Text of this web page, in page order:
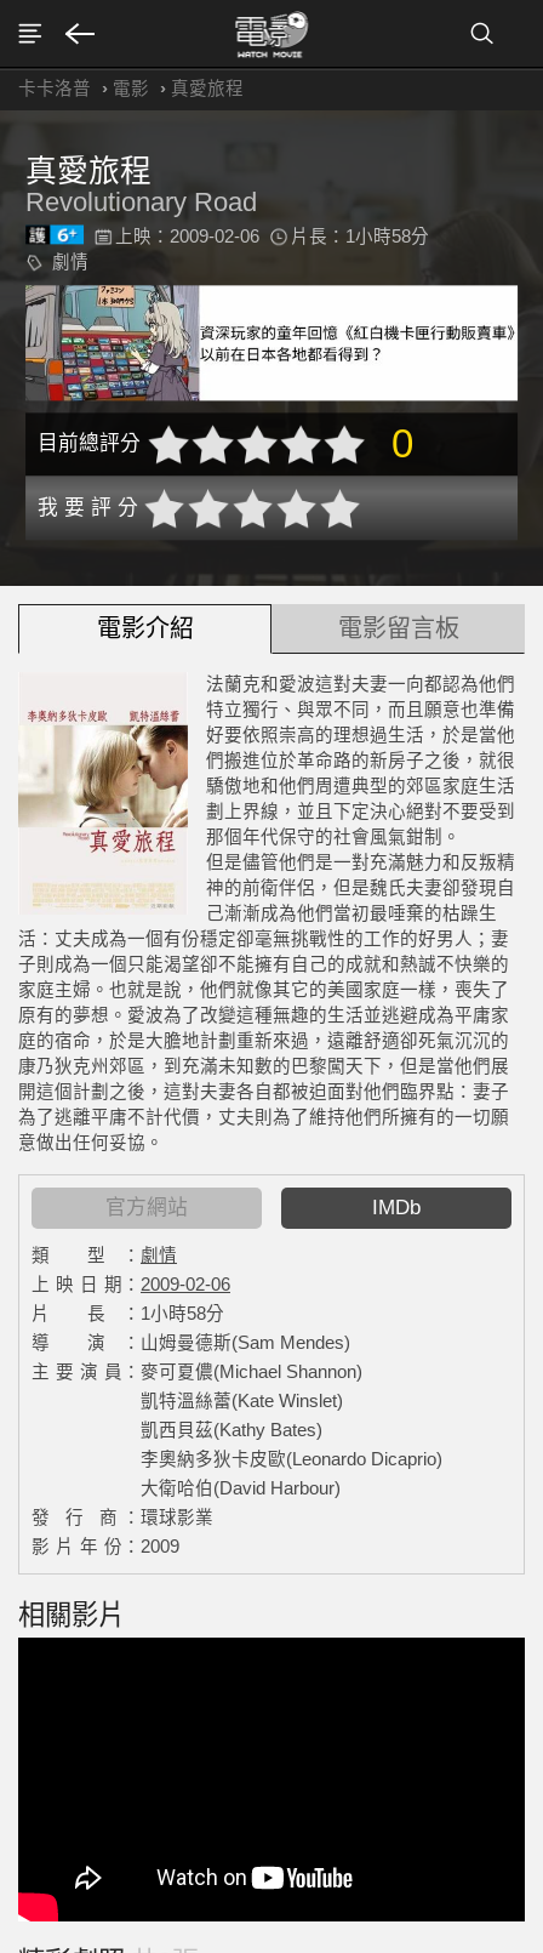
卡卡洛普 › 電影 › 真愛旅程
真愛旅程
Revolutionary Road
上映：2009-02-06
片長：1小時58分
劇情
目前總評分 0
我 要 評 分
電影介紹 電影留言板
法蘭克和愛波這對夫妻一向都認為他們
特立獨行、與眾不同，而且願意也準備
好要依照崇高的理想過生活，於是當他
們搬進位於革命路的新房子之後，就很
驕傲地和他們周遭典型的郊區家庭生活
劃上界線，並且下定決心絕對不要受到
那個年代保守的社會風氣鉗制。
但是儘管他們是一對充滿魅力和反叛精
神的前衛伴侶，但是魏氏夫妻卻發現自
己漸漸成為他們當初最唾棄的枯躁生
活：丈夫成為一個有份穩定卻毫無挑戰性的工作的好男人；妻
子則成為一個只能渴望卻不能擁有自己的成就和熱誠不快樂的
家庭主婦。也就是說，他們就像其它的美國家庭一樣，喪失了
原有的夢想。愛波為了改變這種無趣的生活並逃避成為平庸家
庭的宿命，於是大膽地計劃重新來過，遠離舒適卻死氣沉沉的
康乃狄克州郊區，到充滿未知數的巴黎闖天下，但是當他們展
開這個計劃之後，這對夫妻各自都被迫面對他們臨界點：妻子
為了逃離平庸不計代價，丈夫則為了維持他們所擁有的一切願
意做出任何妥協。
官方網站 IMDb
類 型： 劇情
上 映 日 期： 2009-02-06
片 長： 1小時58分
導 演： 山姆曼德斯(Sam Mendes)
主 要 演 員： 麥可夏儂(Michael Shannon)
凱特溫絲蕾(Kate Winslet)
凱西貝茲(Kathy Bates)
李奧納多狄卡皮歐(Leonardo Dicaprio)
大衛哈伯(David Harbour)
發 行 商： 環球影業
影 片 年 份： 2009
相關影片